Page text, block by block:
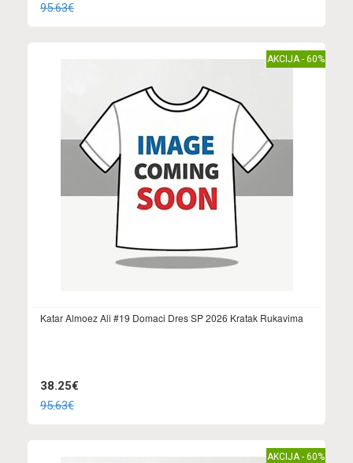
95.63€
AKCIJA - 60%
Katar Almoez Ali #19 Domaci Dres SP 2026 Kratak Rukavima
38.25€
95.63€
AKCIJA - 60%